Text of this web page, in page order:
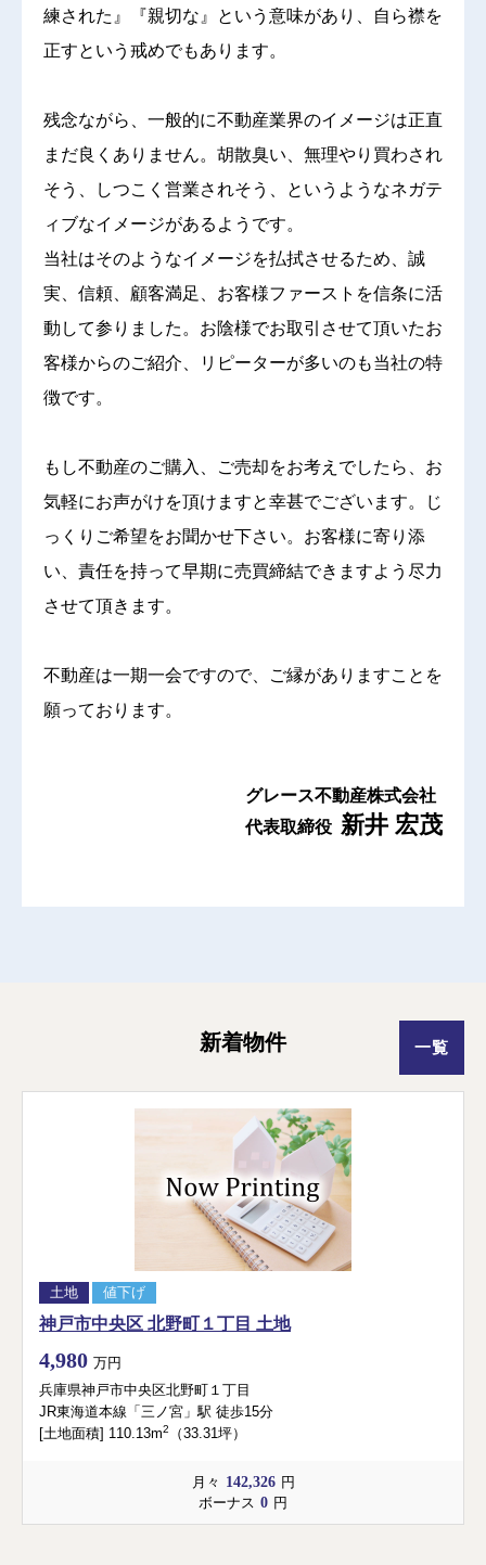
練された』『親切な』という意味があり、自ら襟を
正すという戒めでもあります。
残念ながら、一般的に不動産業界のイメージは正直
まだ良くありません。胡散臭い、無理やり買わされ
そう、しつこく営業されそう、というようなネガテ
ィブなイメージがあるようです。
当社はそのようなイメージを払拭させるため、誠
実、信頼、顧客満足、お客様ファーストを信条に活
動して参りました。お陰様でお取引させて頂いたお
客様からのご紹介、リピーターが多いのも当社の特
徴です。
もし不動産のご購入、ご売却をお考えでしたら、お
気軽にお声がけを頂けますと幸甚でございます。じ
っくりご希望をお聞かせ下さい。お客様に寄り添
い、責任を持って早期に売買締結できますよう尽力
させて頂きます。
不動産は一期一会ですので、ご縁がありますことを
願っております。
グレース不動産株式会社
代表取締役 新井 宏茂
新着物件 一覧
土地 値下げ
神戸市中央区 北野町１丁目 土地
4,980 万円
兵庫県神戸市中央区北野町１丁目
JR東海道本線「三ノ宮」駅 徒歩15分
[土地面積] 110.13m2 （33.31坪）
月々 142,326 円
ボーナス 0 円